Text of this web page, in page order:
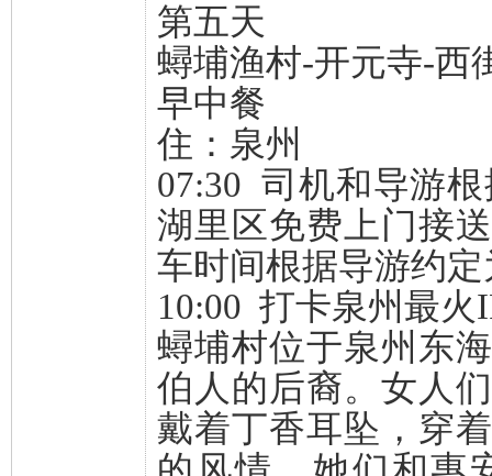
第五天
蟳埔渔村-开元寺-西
早中餐
住：泉州
07:30 司机和导游
湖里区免费上门接
车时间根据导游约
10:00 打卡泉州最火
蟳埔村位于泉州东
伯人的后裔。女人
戴着丁香耳坠，穿